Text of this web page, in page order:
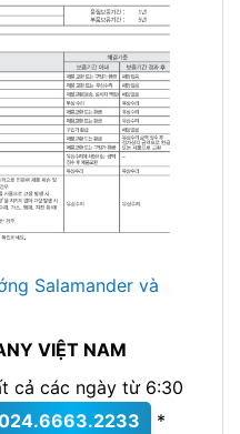
Salamander và
VIỆT NAM
cả các ngày từ 6:30
*